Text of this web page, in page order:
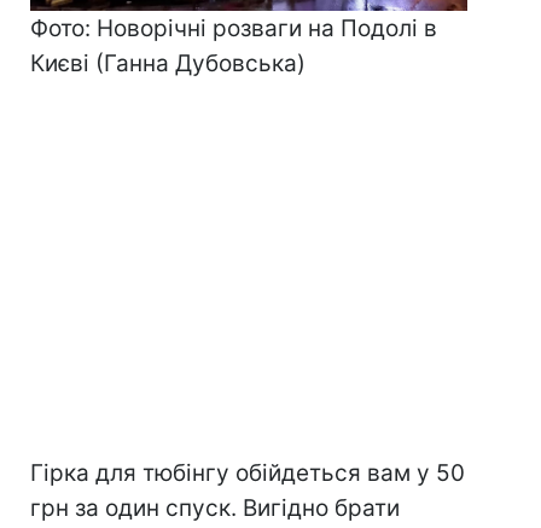
Фото: Новорічні розваги на Подолі в
Києві (Ганна Дубовська)
Гірка для тюбінгу обійдеться вам у 50
грн за один спуск. Вигідно брати